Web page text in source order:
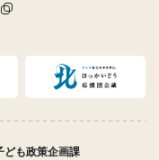
ども政策企画課